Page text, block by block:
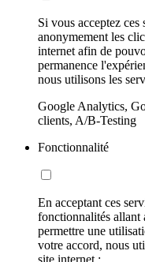
Si vous acceptez
anonymement les
internet afin de
permanence
nous utilisons les
Google Analytics,
clients, A/B-Testing
Fonctionnalité
En acceptant ces
fonctionnalités allant
permettre une
votre accord, nous
site internet :